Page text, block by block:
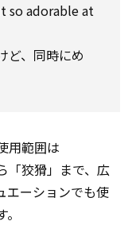
so adorable at
ど、同時にめ
用範囲は
「狡猾」まで、広
エーションでも使